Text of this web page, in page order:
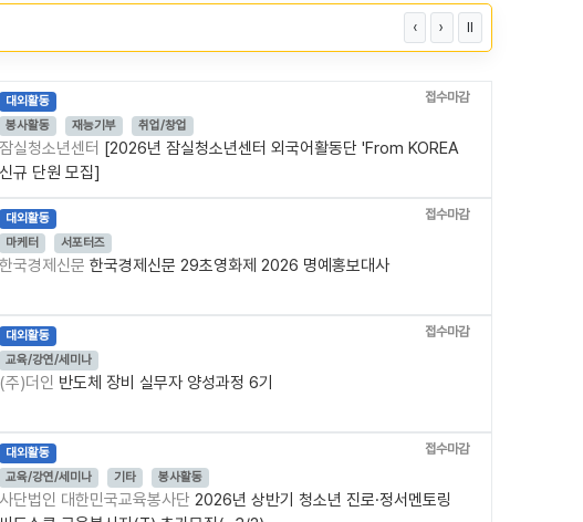
‹ › Ⅱ
대외활동
접수마감
봉사활동
재능기부 취업/창업
잠실청소년센터 [2026년 잠실청소년센터 외국어활동단 'From KOREA
신규 단원 모집]
대외활동
접수마감
마케터
서포터즈
한국경제신문 한국경제신문 29초영화제 2026 명예홍보대사
대외활동
접수마감
교육/강연/세미나
(주)더인 반도체 장비 실무자 양성과정 6기
대외활동
접수마감
교육/강연/세미나
기타 봉사활동
사단법인 대한민국교육봉사단 2026년 상반기 청소년 진로·정서멘토링